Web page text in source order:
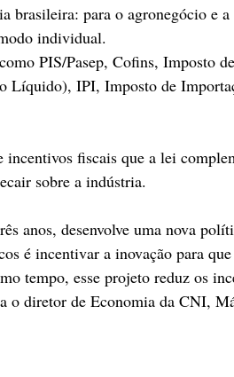
brasileira: para o agronegócio e
individual.
PIS/Pasep, Cofins, Imposto
Líquido), IPI, Imposto de
fiscais que a lei
sobre a indústria.
anos, desenvolve uma nova
é incentivar a inovação para
tempo, esse projeto reduz os
o diretor de Economia da CNI,